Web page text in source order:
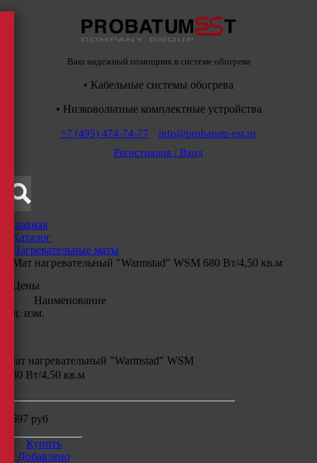
Ваш надежный помощник в системе обогрева
• Кабельные системы обогрева
• Низковольтные комплектные устройства
+7 (495) 474-74-77
info@probatum-est.ru
Регистрация / Вход
Главная
Каталог
Нагревательные маты
Мат нагревательный "Warmstad" WSM 680 Вт/4,50 кв.м
Цены
Наименование
Ед. изм.
Мат нагревательный "Warmstad" WSM
680 Вт/4,50 кв.м
4697 руб
Купить
Добавлено